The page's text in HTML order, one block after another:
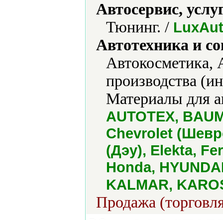
Автосервис,
Тюнинг. /
Автотехника и
Автокосметика,
производства
Материалы для
AUTOTEX,
Chevrolet
(Дэу), Elekta,
Honda,
KALMAR,
Продажа